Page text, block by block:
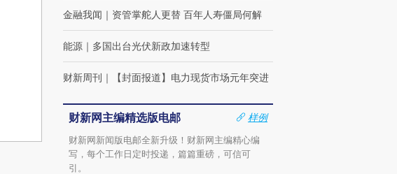
金融我闻 ｜ 资管掌舵人更替 百年人寿僵局何解
能源 ｜ 多国出台光伏新政加速转型
财新周刊 ｜ 【封面报道】电力现货市场元年突进
财新网主编精选版电邮
样例
财新网新闻版电邮全新升级！财新网主编精心编
写，每个工作日定时投递，篇篇重磅，可信可
引。